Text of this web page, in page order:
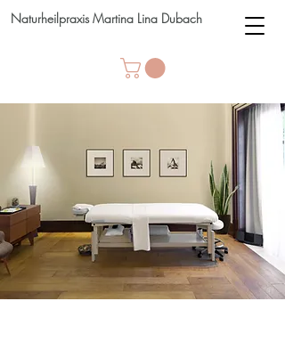
Naturheilpraxis Martina Lina Dubach